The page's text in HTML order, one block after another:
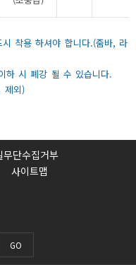
착용 하셔야 합니다.(줌바, 라
하 시 폐강 될 수 있습니다.
제외)
무단수집거부
사이트맵
GO